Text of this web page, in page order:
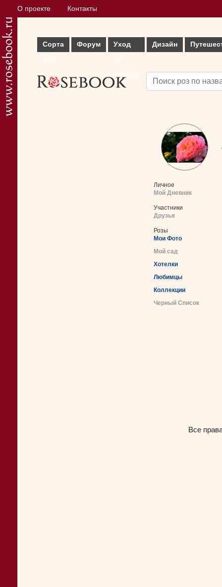
О проекте Контакты
Сорта
Форум
Уход
Дизайн
Личное
Мой Дневник
Участники
Друзья
Розы
Мои Фото
Мой сад
Хотелки
Любимцы
Коллекции
Черный Список
Все